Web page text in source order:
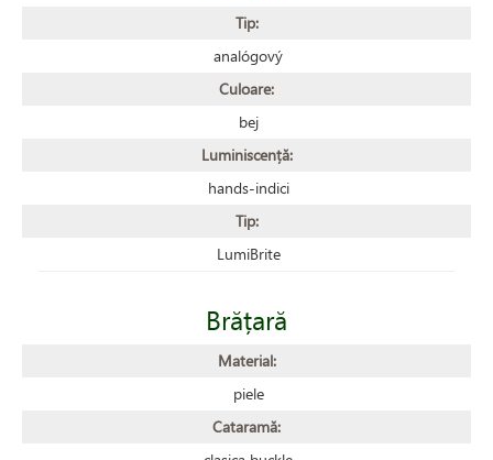
Tip:
analógový
Culoare:
bej
Luminiscență:
hands-indici
Tip:
LumiBrite
Brățară
Material:
piele
Cataramă: